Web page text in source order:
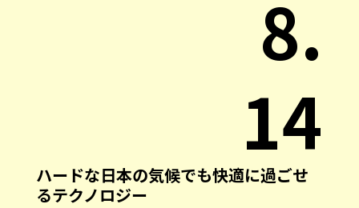
8.
14
ハードな日本の気候でも快適に過ごせ
るテクノロジー